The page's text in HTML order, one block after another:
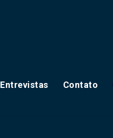
Entrevistas Contato